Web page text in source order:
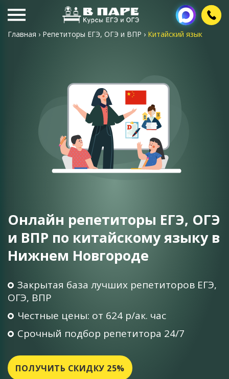
Главная › Репетиторы ЕГЭ, ОГЭ и ВПР › Китайский язык
Онлайн репетиторы ЕГЭ, ОГЭ
и ВПР по китайскому языку в
Нижнем Новгороде
Закрытая база лучших репетиторов ЕГЭ,
ОГЭ, ВПР
Честные цены: от 624 р/ак. час
Срочный подбор репетитора 24/7
ПОЛУЧИТЬ СКИДКУ 25%